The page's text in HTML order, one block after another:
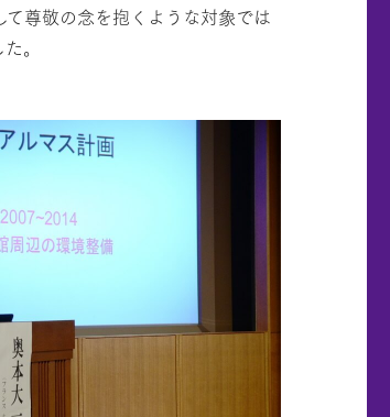
尊敬の念を抱くような対象では
。